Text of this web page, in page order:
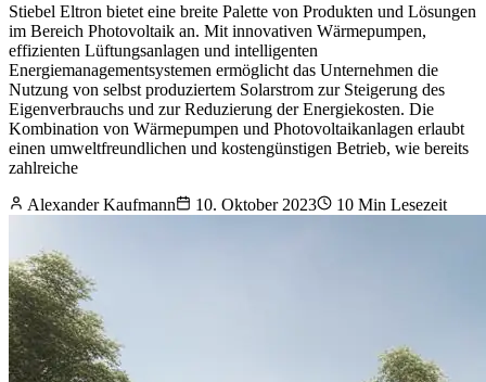
Stiebel Eltron bietet eine breite Palette von Produkten und Lösungen
im Bereich Photovoltaik an. Mit innovativen Wärmepumpen,
effizienten Lüftungsanlagen und intelligenten
Energiemanagementsystemen ermöglicht das Unternehmen die
Nutzung von selbst produziertem Solarstrom zur Steigerung des
Eigenverbrauchs und zur Reduzierung der Energiekosten. Die
Kombination von Wärmepumpen und Photovoltaikanlagen erlaubt
einen umweltfreundlichen und kostengünstigen Betrieb, wie bereits
zahlreiche
Alexander Kaufmann
10. Oktober 2023 10 Min Lesezeit